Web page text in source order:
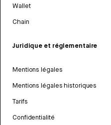
Wallet
Chain
Juridique et réglementaire
Mentions légales
Mentions légales historiques
Tarifs
Confidentialité